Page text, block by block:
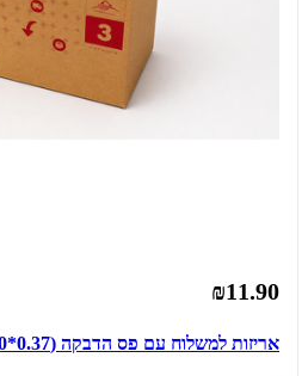
₪11.90
אריזות למשלוח עם פס הדבקה (0.37*20*16)